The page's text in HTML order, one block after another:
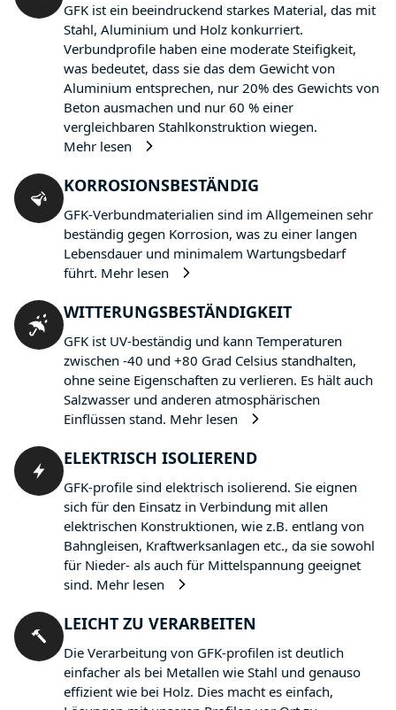
GFK ist ein beeindruckend starkes Material, das mit
Stahl, Aluminium und Holz konkurriert.
Verbundprofile haben eine moderate Steifigkeit,
was bedeutet, dass sie das dem Gewicht von
Aluminium entsprechen, nur 20% des Gewichts von
Beton ausmachen und nur 60 % einer
vergleichbaren Stahlkonstruktion wiegen.
Mehr lesen
KORROSIONSBESTÄNDIG
GFK-Verbundmaterialien sind im Allgemeinen sehr
beständig gegen Korrosion, was zu einer langen
Lebensdauer und minimalem Wartungsbedarf
führt. Mehr lesen
WITTERUNGSBESTÄNDIGKEIT
GFK ist UV-beständig und kann Temperaturen
zwischen -40 und +80 Grad Celsius standhalten,
ohne seine Eigenschaften zu verlieren. Es hält auch
Salzwasser und anderen atmosphärischen
Einflüssen stand. Mehr lesen
ELEKTRISCH ISOLIEREND
GFK-profile sind elektrisch isolierend. Sie eignen
sich für den Einsatz in Verbindung mit allen
elektrischen Konstruktionen, wie z.B. entlang von
Bahngleisen, Kraftwerksanlagen etc., da sie sowohl
für Nieder- als auch für Mittelspannung geeignet
sind. Mehr lesen
LEICHT ZU VERARBEITEN
Die Verarbeitung von GFK-profilen ist deutlich
einfacher als bei Metallen wie Stahl und genauso
effizient wie bei Holz. Dies macht es einfach,